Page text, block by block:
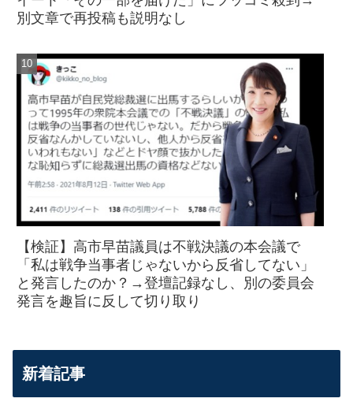
別文章で再投稿も説明なし
【検証】高市早苗議員は不戦決議の本会議で
「私は戦争当事者じゃないから反省してない」
と発言したのか？→登壇記録なし、別の委員会
発言を趣旨に反して切り取り
新着記事